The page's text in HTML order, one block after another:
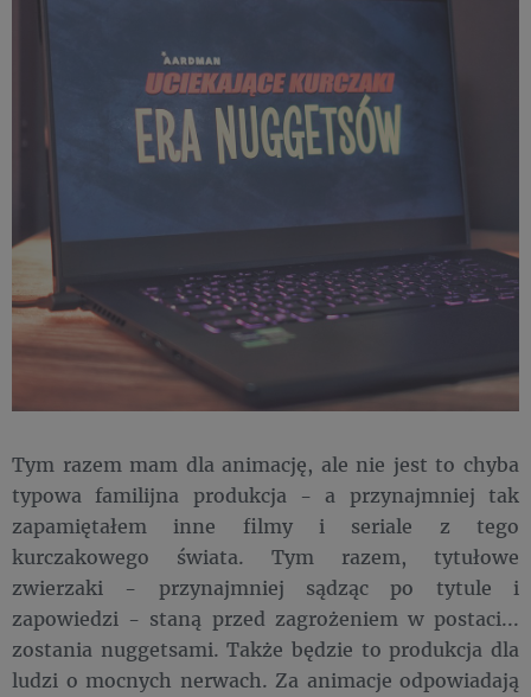
Tym razem mam dla animację, ale nie jest to chyba
typowa familijna produkcja - a przynajmniej tak
zapamiętałem inne filmy i seriale z tego
kurczakowego świata. Tym razem, tytułowe
zwierzaki - przynajmniej sądząc po tytule i
zapowiedzi - staną przed zagrożeniem w postaci...
zostania nuggetsami. Także będzie to produkcja dla
ludzi o mocnych nerwach. Za animacje odpowiadają